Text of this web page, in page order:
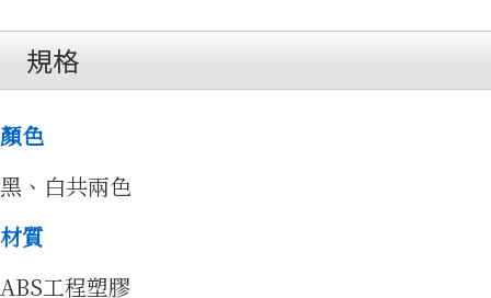
免費資
規格
顏色
黑、白共兩色
材質
ABS工程塑膠